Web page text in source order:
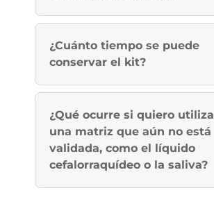
¿Cuánto tiempo se puede
conservar el kit?
¿Qué ocurre si quiero
una matriz que aún no está
validada, como el líquido
cefalorraquídeo o la saliva?